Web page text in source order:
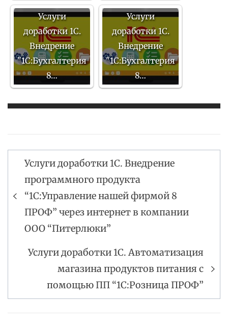
Услуги
доработки 1С.
Внедрение
"1С:Бухгалтерия
8…
Услуги
доработки 1С.
Внедрение
"1С:Бухгалтерия
8…
Навигация
по
записям
Услуги доработки 1С. Внедрение
программного продукта
“1С:Управление нашей фирмой 8
ПРОФ” через интернет в компании
ООО “Питерлюки”
Услуги доработки 1С. Автоматизация
магазина продуктов питания с
помощью ПП “1С:Розница ПРОФ”